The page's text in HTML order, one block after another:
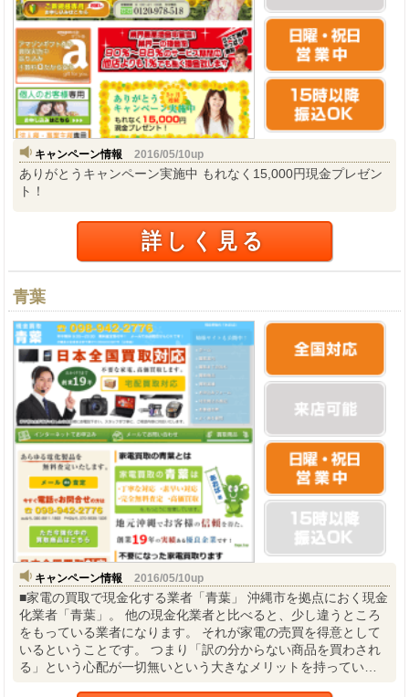
キャンペーン情報 2016/05/10up
ありがとうキャンペーン実施中 もれなく15,000円現金プレゼン
ト！
詳しく見る
青葉
キャンペーン情報 2016/05/10up
■家電の買取で現金化する業者「青葉」 沖縄市を拠点におく現金
化業者「青葉」。 他の現金化業者と比べると、少し違うところ
をもっている業者になります。 それが家電の売買を得意として
いるということです。 つまり「訳の分からない商品を買わされ
る」という心配が一切無いという大きなメリットを持ってい…